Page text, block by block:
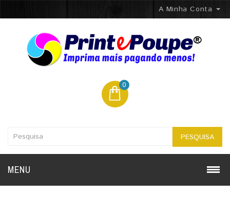
A Minha Conta
0
PESQUISA
MENU